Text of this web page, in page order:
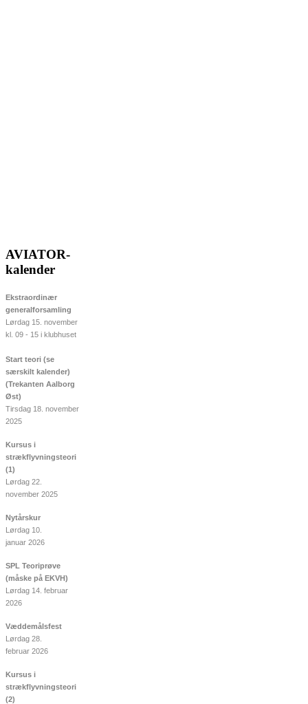
AVIATOR-
kalender
Ekstraordinær
generalforsamling
Lørdag 15. november
kl. 09 - 15 i klubhuset
Start teori (se
særskilt kalender)
(Trekanten Aalborg
Øst)
Tirsdag 18. november
2025
Kursus i
strækflyvningsteori
(1)
Lørdag 22.
november 2025
Nytårskur
Lørdag 10.
januar 2026
SPL Teoriprøve
(måske på EKVH)
Lørdag 14. februar
2026
Væddemålsfest
Lørdag 28.
februar 2026
Kursus i
strækflyvningsteori
(2)